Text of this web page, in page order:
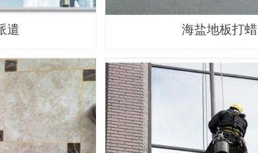
遣 海盐地板打蜡